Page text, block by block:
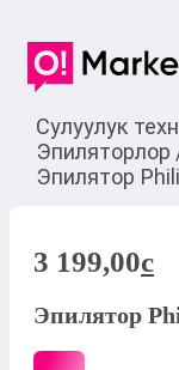
Сулуулук
Эпиляторлор
Эпилятор
3 199,00c
Эпилятор